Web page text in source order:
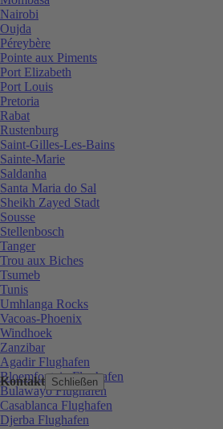
Kontakt Schließen
Nairobi
Oujda
Péreybère
Pointe aux Piments
Port Elizabeth
Port Louis
Pretoria
Rabat
Rustenburg
Saint-Gilles-Les-Bains
Sainte-Marie
Saldanha
Santa Maria do Sal
Sheikh Zayed Stadt
Sousse
Stellenbosch
Tanger
Trou aux Biches
Tsumeb
Tunis
Umhlanga Rocks
Vacoas-Phoenix
Windhoek
Zanzibar
Agadir Flughafen
Bloemfontein Flughafen
Bulawayo Flughafen
Casablanca Flughafen
Djerba Flughafen